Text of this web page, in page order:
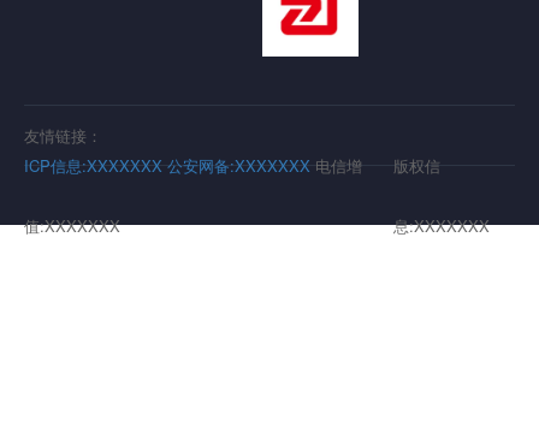
友情链接：
ICP信息:XXXXXXX 公安网备:XXXXXXX 电信增
值:XXXXXXX
版权信
息:XXXXXXX